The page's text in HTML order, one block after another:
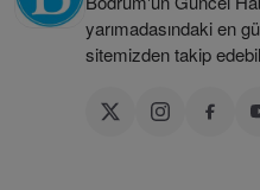
yarımadasındaki en
sitemizden takip